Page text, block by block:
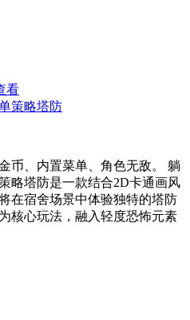
看
策略塔防
币、内置菜单、角色无敌。 躺
略塔防是一款结合2D卡通画风
在宿舍场景中体验独特的塔防
核心玩法，融入轻度恐怖元素